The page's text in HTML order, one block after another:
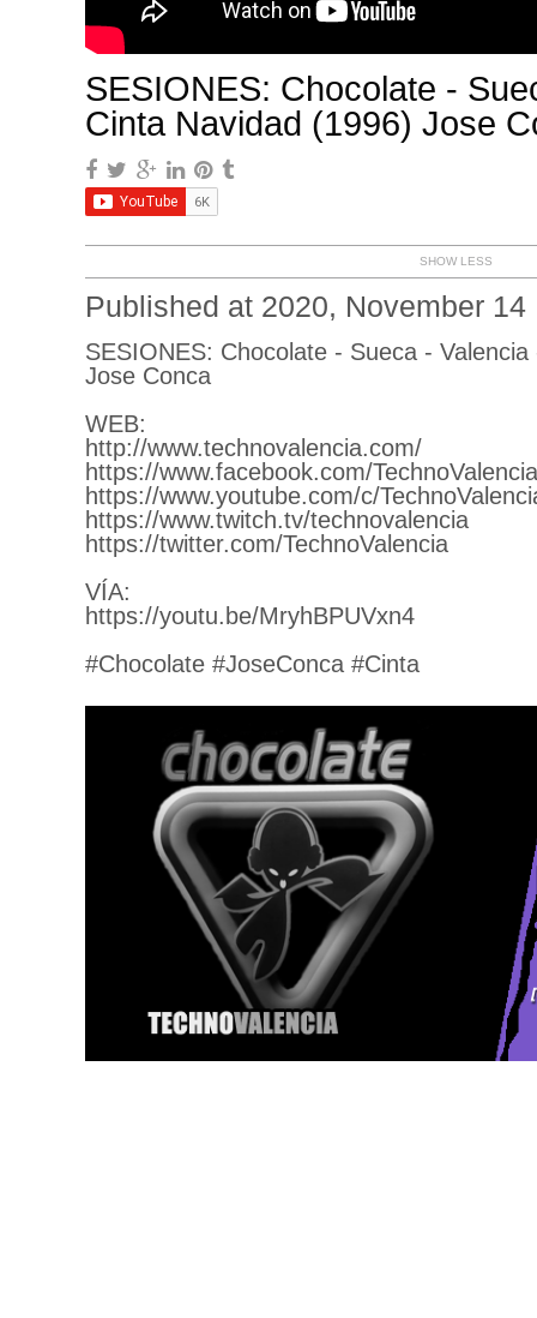
SESIONES: Chocolate -
Cinta Navidad (1996) Jose
SHOW LESS
Published at 2020, November 14
SESIONES: Chocolate - Sueca -
Jose Conca
WEB:
http://www.technovalencia.com/
https://www.facebook.com/
https://www.youtube.com/c/
https://www.twitch.tv/technovalencia
https://twitter.com/TechnoValencia
VÍA:
https://youtu.be/MryhBPUVxn4
#Chocolate #JoseConca #Cinta